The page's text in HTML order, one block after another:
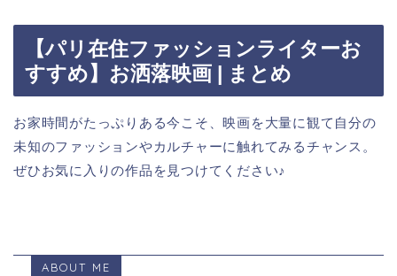
【パリ在住ファッションライターお
すすめ】お洒落映画 | まとめ
お家時間がたっぷりある今こそ、映画を大量に観て自分の
未知のファッションやカルチャーに触れてみるチャンス。
ぜひお気に入りの作品を見つけてください♪
ABOUT ME